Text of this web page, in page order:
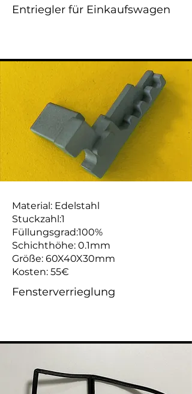
Entriegler für Einkaufswagen
Material: Edelstahl
Stuckzahl:1
Füllungsgrad:100%
Schichthöhe: 0.1mm
Größe: 60X40X30mm
Kosten: 55€
Fensterverrieglung